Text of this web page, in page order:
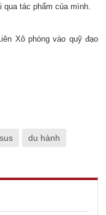
tác phẩm của mình.
Xô phóng vào quỹ đạo
du hành